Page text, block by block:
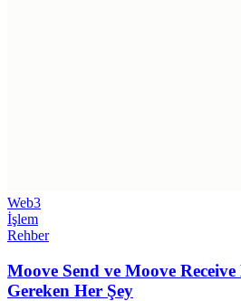
Web3
İşlem
Rehber
Moove Send ve Moove
Gereken Her Şey